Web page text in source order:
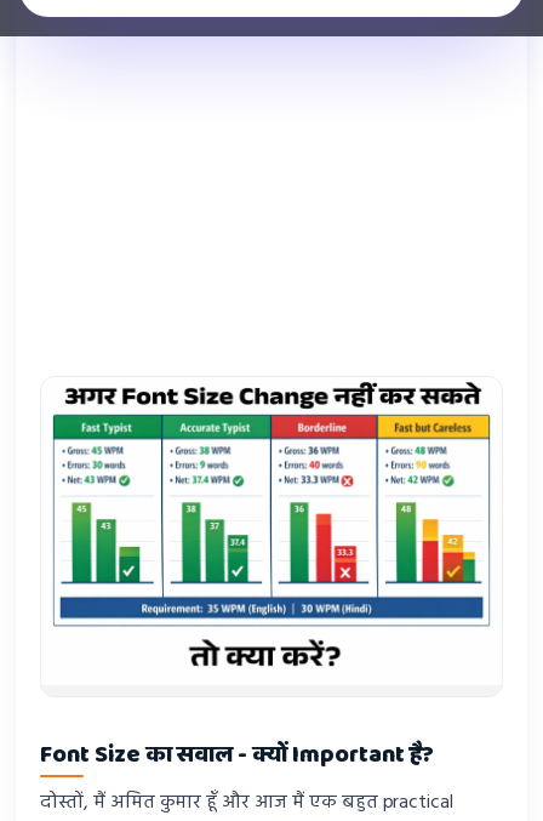
Font Size का सवाल - क्यों Important है?
दोस्तों, मैं अमित कुमार हूँ और आज मैं एक बहुत practical